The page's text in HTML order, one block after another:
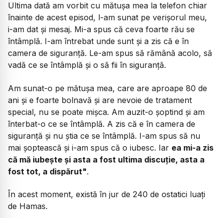
Ultima dată am vorbit cu mătușa mea la telefon chiar
înainte de acest episod, l-am sunat pe verișorul meu,
i-am dat și mesaj. Mi-a spus că ceva foarte rău se
întâmplă. I-am întrebat unde sunt și a zis că e în
camera de siguranță. Le-am spus să rămână acolo, să
vadă ce se întâmplă și o să fii în siguranță.
Am sunat-o pe mătușa mea, care are aproape 80 de
ani și e foarte bolnavă și are nevoie de tratament
special, nu se poate mișca. Am auzit-o șoptind și am
înterbat-o ce se întâmplă. A zis că e în camera de
siguranță și nu știa ce se întâmplă. I-am spus să nu
mai șoptească și i-am spus că o iubesc. Iar ea mi-a zis
că mă iubește și asta a fost ultima discuție, asta a
fost tot, a dispărut".
În acest moment, există în jur de 240 de ostatici luați
de Hamas.